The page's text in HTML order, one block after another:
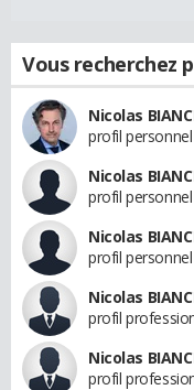
Vous recherchez
Nicolas
profil personnel
Nicolas
profil
Nicolas
profil
Nicolas
profil
Nicolas
profil